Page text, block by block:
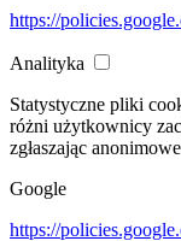
https://
Analityka
Statystyczne pliki
różni użytkownicy
zgłaszając
Google
https://